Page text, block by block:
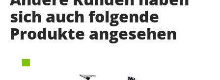
sich auch folgende
Produkte angesehen